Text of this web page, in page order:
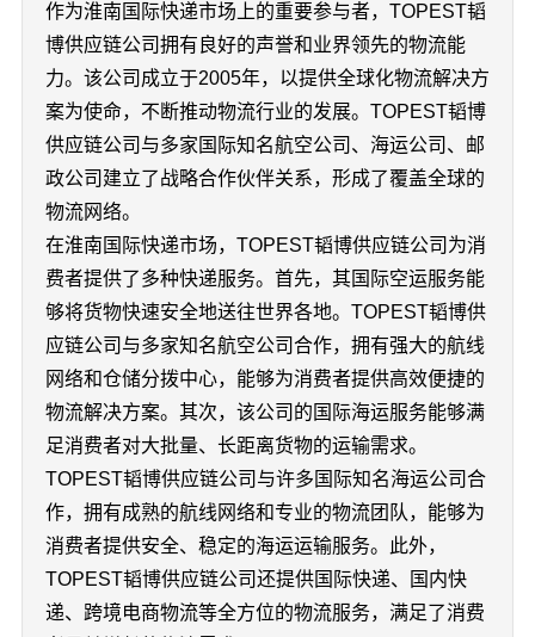
作为淮南国际快递市场上的重要参与者，TOPEST韬
博供应链公司拥有良好的声誉和业界领先的物流能
力。该公司成立于2005年，以提供全球化物流解决方
案为使命，不断推动物流行业的发展。TOPEST韬博
供应链公司与多家国际知名航空公司、海运公司、邮
政公司建立了战略合作伙伴关系，形成了覆盖全球的
物流网络。
在淮南国际快递市场，TOPEST韬博供应链公司为消
费者提供了多种快递服务。首先，其国际空运服务能
够将货物快速安全地送往世界各地。TOPEST韬博供
应链公司与多家知名航空公司合作，拥有强大的航线
网络和仓储分拨中心，能够为消费者提供高效便捷的
物流解决方案。其次，该公司的国际海运服务能够满
足消费者对大批量、长距离货物的运输需求。
TOPEST韬博供应链公司与许多国际知名海运公司合
作，拥有成熟的航线网络和专业的物流团队，能够为
消费者提供安全、稳定的海运运输服务。此外，
TOPEST韬博供应链公司还提供国际快递、国内快
递、跨境电商物流等全方位的物流服务，满足了消费